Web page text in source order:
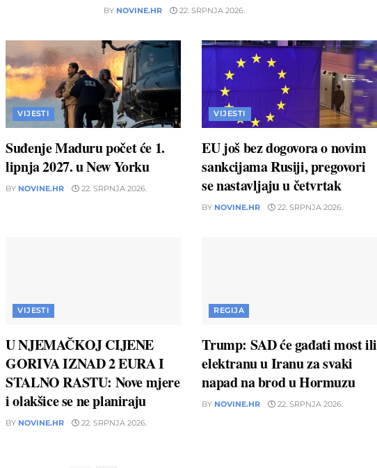
BY NOVINE.HR 22. SRPNJA 2026.
VIJESTI
Suđenje Maduru počet će 1.
lipnja 2027. u New Yorku
BY NOVINE.HR 22. SRPNJA 2026.
VIJESTI
EU još bez dogovora o novim
sankcijama Rusiji, pregovori
se nastavljaju u četvrtak
BY NOVINE.HR 22. SRPNJA 2026.
VIJESTI
U NJEMAČKOJ CIJENE
GORIVA IZNAD 2 EURA I
STALNO RASTU: Nove mjere
i olakšice se ne planiraju
BY NOVINE.HR 22. SRPNJA 2026.
REGIJA
Trump: SAD će gađati most ili
elektranu u Iranu za svaki
napad na brod u Hormuzu
BY NOVINE.HR 22. SRPNJA 2026.